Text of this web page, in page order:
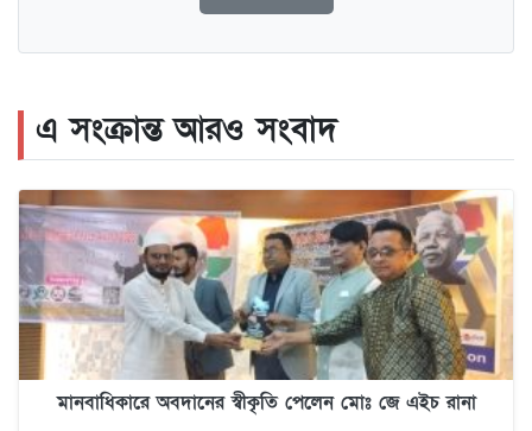
এ সংক্রান্ত আরও সংবাদ
মানবাধিকারে অবদানের স্বীকৃতি পেলেন মোঃ জে এইচ রানা